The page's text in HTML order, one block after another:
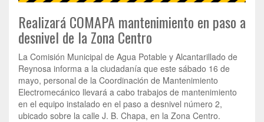
Realizará COMAPA mantenimiento en paso a
desnivel de la Zona Centro
La Comisión Municipal de Agua Potable y Alcantarillado de
Reynosa informa a la ciudadanía que este sábado 16 de
mayo, personal de la Coordinación de Mantenimiento
Electromecánico llevará a cabo trabajos de mantenimiento
en el equipo instalado en el paso a desnivel número 2,
ubicado sobre la calle J. B. Chapa, en la Zona Centro.